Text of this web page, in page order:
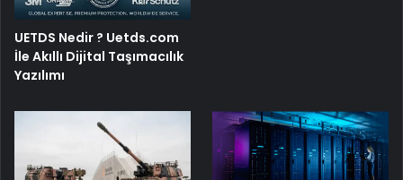
UETDS Nedir ? Uetds.com
İle Akıllı Dijital Taşımacılık
Yazılımı